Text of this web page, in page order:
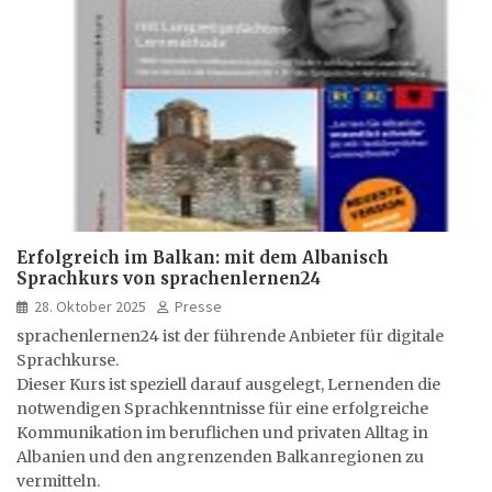
Erfolgreich im Balkan: mit dem Albanisch
Sprachkurs von sprachenlernen24
28. Oktober 2025
Presse
sprachenlernen24 ist der führende Anbieter für digitale
Sprachkurse.
Dieser Kurs ist speziell darauf ausgelegt, Lernenden die
notwendigen Sprachkenntnisse für eine erfolgreiche
Kommunikation im beruflichen und privaten Alltag in
Albanien und den angrenzenden Balkanregionen zu
vermitteln.